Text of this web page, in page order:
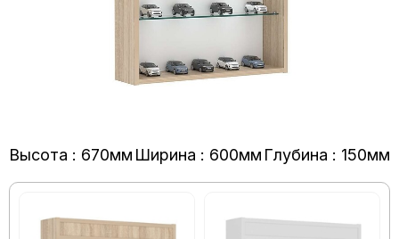
Высота : 670мм Ширина : 600мм Глубина : 150мм